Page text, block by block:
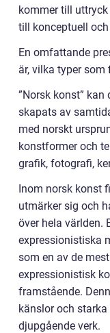
kommer till
till konceptuell
En omfattande
är, vilka typer
”Norsk konst”
skapats av
med norskt
konstformer och
grafik, fotografi,
Inom norsk konst
utmärker sig och
över hela världen.
expressionistiska
som en av de
expressionistisk
framstående.
känslor och
djupgående verk.